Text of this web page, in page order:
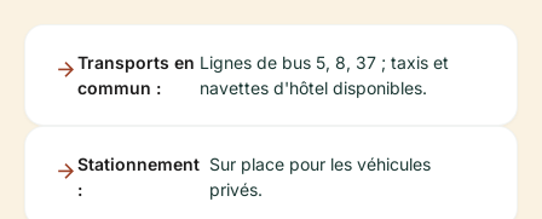
Transports en
commun :
Lignes de bus 5, 8, 37 ; taxis et
navettes d'hôtel disponibles.
Stationnement
:
Sur place pour les véhicules
privés.